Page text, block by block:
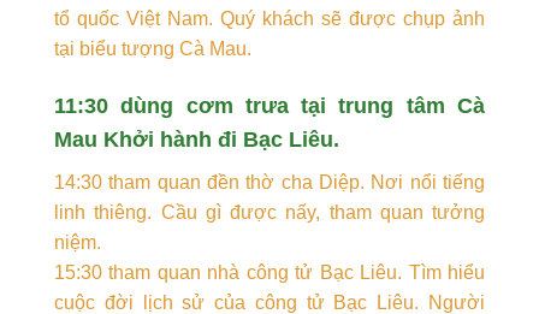
tổ quốc Việt Nam. Quý khách sẽ được chụp ảnh
tại biểu tượng Cà Mau.
11:30 dùng cơm trưa tại trung tâm Cà
Mau Khởi hành đi Bạc Liêu.
14:30 tham quan đền thờ cha Diệp. Nơi nổi tiếng
linh thiêng. Cầu gì được nấy, tham quan tưởng
niệm.
15:30 tham quan nhà công tử Bạc Liêu. Tìm hiểu
cuộc đời lịch sử của công tử Bạc Liêu. Người